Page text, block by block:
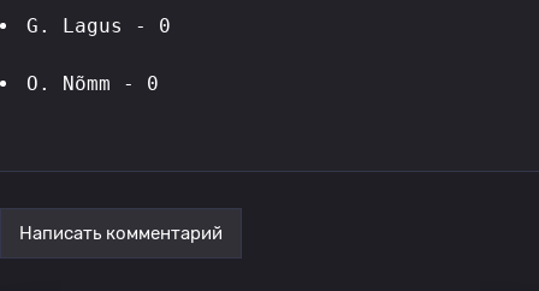
G. Lagus - 0
O. Nõmm - 0
Написать комментарий